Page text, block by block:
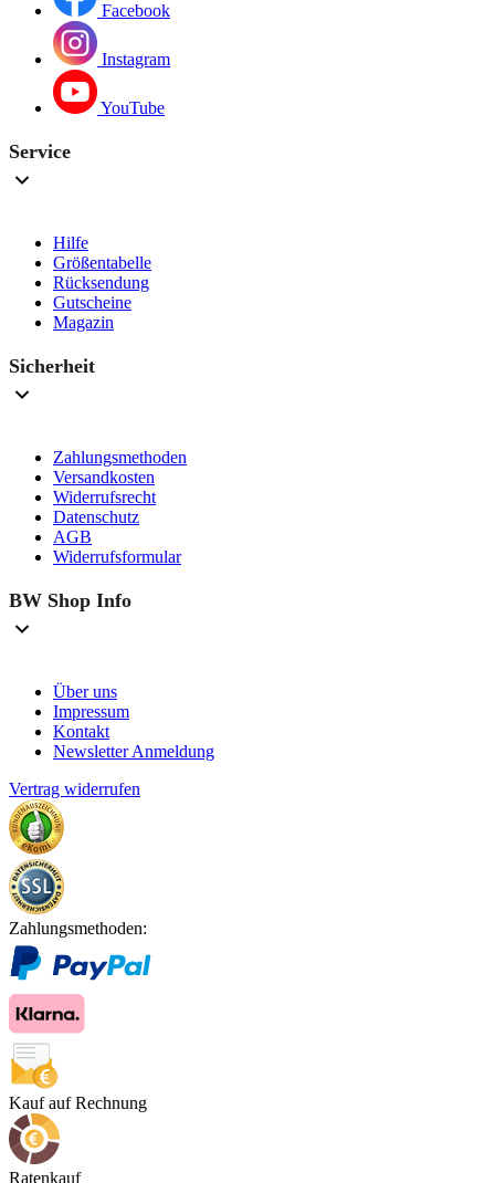
Facebook
Instagram
YouTube
Service
Hilfe
Größentabelle
Rücksendung
Gutscheine
Magazin
Sicherheit
Zahlungsmethoden
Versandkosten
Widerrufsrecht
Datenschutz
AGB
Widerrufsformular
BW Shop Info
Über uns
Impressum
Kontakt
Newsletter Anmeldung
Vertrag widerrufen
Zahlungsmethoden:
Kauf auf Rechnung
Ratenkauf